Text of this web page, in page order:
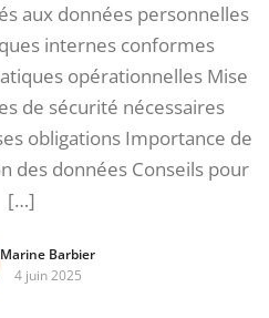
aux données personnelles
internes conformes
opérationnelles Mise
de sécurité nécessaires
obligations Importance de
des données Conseils pour
[…]
Marine Barbier
4 juin 2025